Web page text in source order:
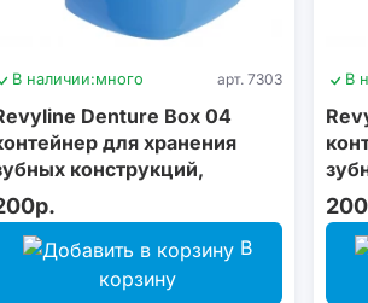
В наличии:много арт. 7303
Denture Box 04
для хранения
конструкций,
В
корзину
В